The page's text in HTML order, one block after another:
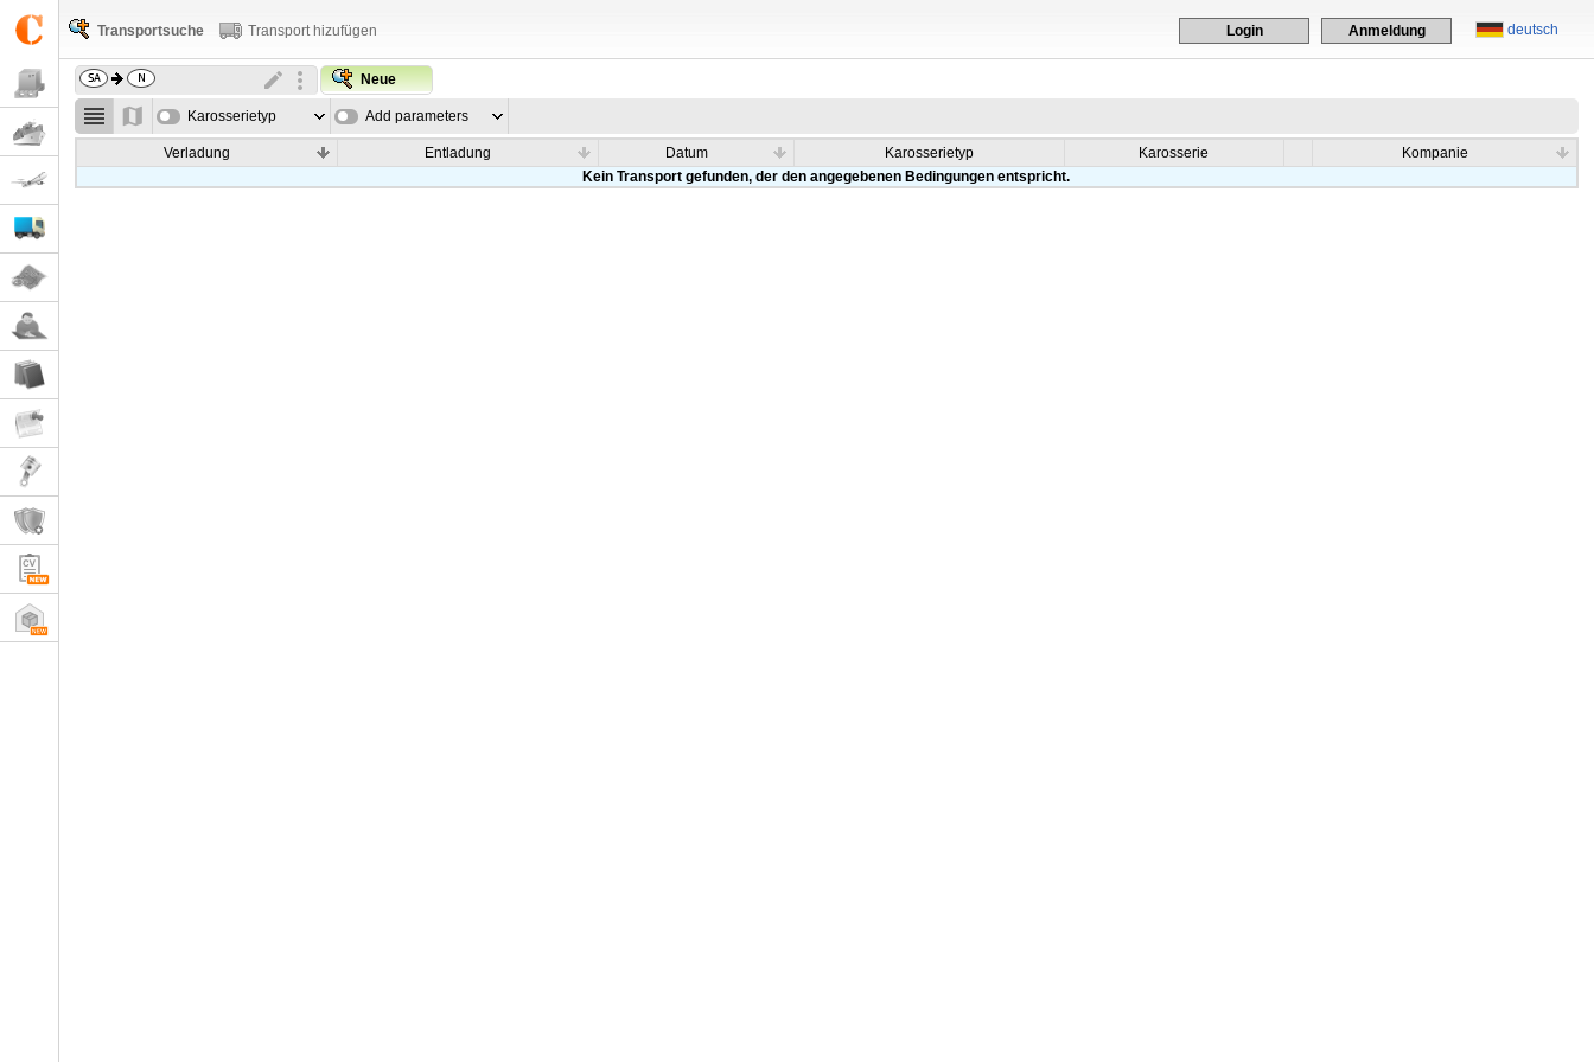
deutsch
Login Anmeldung
Transportsuche Transport hizufügen
Neue
Karosserietyp Add parameters
Verladung Entladung Datum Karosserietyp Karosserie
Kompanie
Kein Transport gefunden, der den angegebenen Bedingungen entspricht.